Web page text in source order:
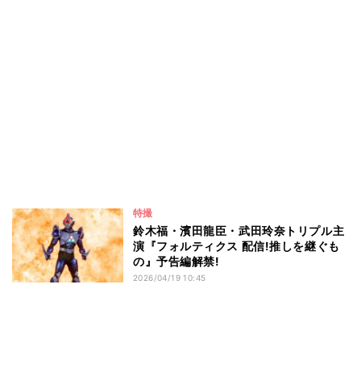
特撮
鈴木福・濱田龍臣・武田玲奈トリプル主
演『フォルティクス 配信!推しを継ぐも
の』予告編解禁!
2026/04/19 10:45